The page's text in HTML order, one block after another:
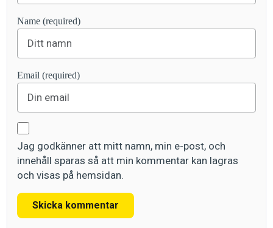
Name (required)
Email (required)
Jag godkänner att mitt namn, min e-post, och
innehåll sparas så att min kommentar kan lagras
och visas på hemsidan.
Skicka kommentar